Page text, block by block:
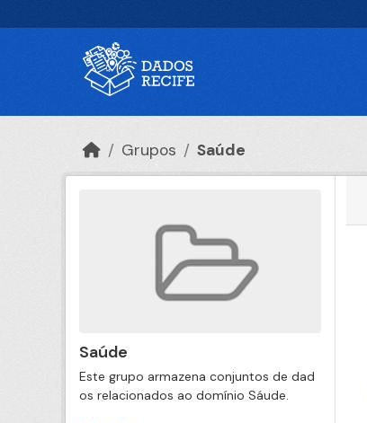
Grupos Saúde
Saúde
Este grupo armazena conjuntos de dad
os relacionados ao domínio Sáude.